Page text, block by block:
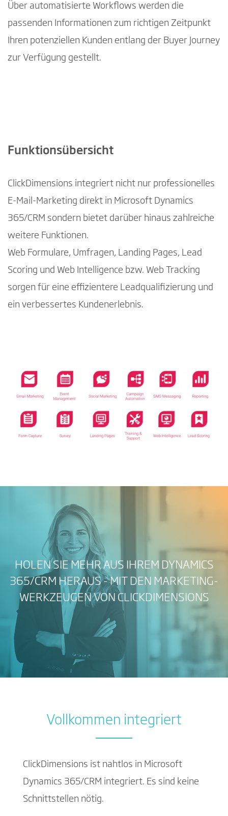
Über automatisierte Workflows werden die
passenden Informationen zum richtigen Zeitpunkt
Ihren potenziellen Kunden entlang der Buyer Journey
zur Verfügung gestellt.
Funktionsübersicht
ClickDimensions integriert nicht nur professionelles
E-Mail-Marketing direkt in Microsoft Dynamics
365/CRM sondern bietet darüber hinaus zahlreiche
weitere Funktionen.
Web Formulare, Umfragen, Landing Pages, Lead
Scoring und Web Intelligence bzw. Web Tracking
sorgen für eine effizientere Leadqualifizierung und
ein verbessertes Kundenerlebnis.
HOLEN SIE MEHR AUS IHREM DYNAMICS
365/CRM HERAUS - MIT DEN MARKETING-
WERKZEUGEN VON CLICKDIMENSIONS
Vollkommen integriert
ClickDimensions ist nahtlos in Microsoft
Dynamics 365/CRM integriert. Es sind keine
Schnittstellen nötig.